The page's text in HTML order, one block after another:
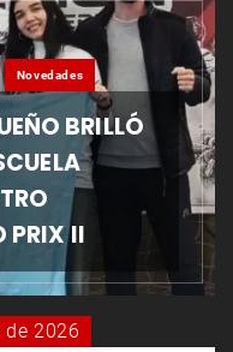
Novedades
BRILLÓ
PRIX II
2026